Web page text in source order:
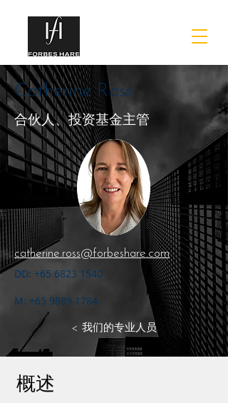
Catherine Ross
合伙人、投资基金主管
catherine.ross@forbeshare.com
DD: +65 6823 1540
M: +65 9889 1784
< 我们的专业人员
概述